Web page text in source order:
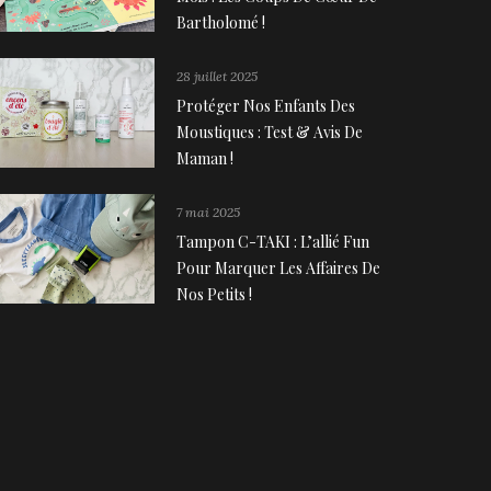
Bartholomé !
28 juillet 2025
Protéger Nos Enfants Des
Moustiques : Test & Avis De
Maman !
7 mai 2025
Tampon C-TAKI : L’allié Fun
Pour Marquer Les Affaires De
Nos Petits !